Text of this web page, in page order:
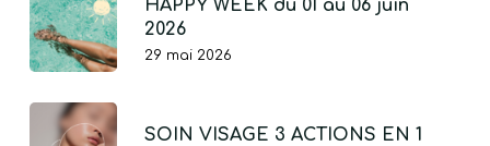
VOTRE PANIER EST VIDE.
HAPPY WEEK du 01 au 06 juin
2026
29 mai 2026
SOIN VISAGE 3 ACTIONS EN 1